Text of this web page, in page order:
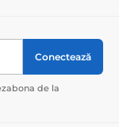
Conectează
de la